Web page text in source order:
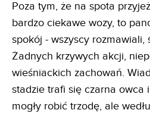
Poza tym, że na spota
bardzo ciekawe wozy, to
spokój - wszyscy rozmawiali,
Żadnych krzywych akcji,
wieśniackich zachowań.
stadzie trafi się czarna owca
mogły robić trzodę, ale